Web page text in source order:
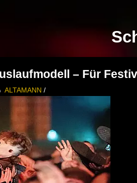
– Für
ALTAMANN /